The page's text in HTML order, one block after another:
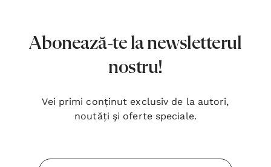
Abonează-te la newsletterul
nostru!
Vei primi conținut exclusiv de la autori,
noutăți şi oferte speciale.